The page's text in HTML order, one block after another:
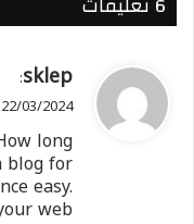
الدولة بهم ،
الوزارة لخدمة الشباب
واختتمت الكلمات
امباكي والتي
لاتحاد
ماكي سال بهم
وحرص الدولة علي
ي
ق
ل
sklep
:
22/03/2024 الساعة 00:03
long
for?
easy.
web